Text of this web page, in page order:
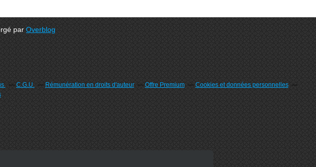
parOverblog
C.G.U. Rémunération en droits d'auteur Offre Premium
Cookies et données personnelles